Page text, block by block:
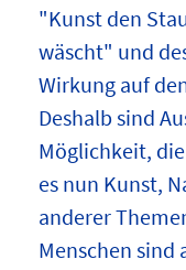
"Kunst den
wäscht" und
Wirkung auf
Deshalb sind
Möglichkeit,
es nun Kunst,
anderer
Menschen sind